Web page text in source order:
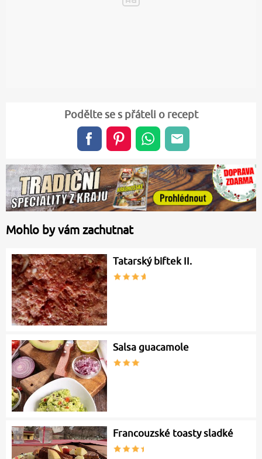
Podělte se s přáteli o recept
Mohlo by vám zachutnat
Tatarský biftek II.
Salsa guacamole
Francouzské toasty sladké